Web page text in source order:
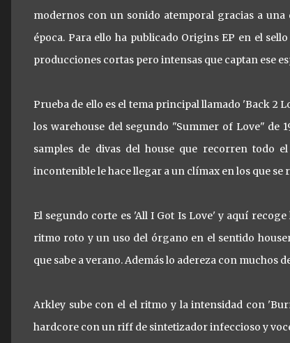
modernos con un sonido atemporal gracias a
época. Para ello ha publicado Origins EP en el
producciones cortas pero intensas que captan ese
Prueba de ello es el tema principal llamado 'Back 2
los warehouse del segundo "Summer of Love" de
samples de divas del house que recorren todo
incontenible le hace llegar a un clímax en los que se
El segundo corte es 'All I Got Is Love' y aquí
ritmo roto y un uso del órgano en el sentido
que sabe a verano. Además lo adereza con muchos
Arkley sube con el el ritmo y la intensidad con
hardcore con un riff de sintetizador infeccioso y